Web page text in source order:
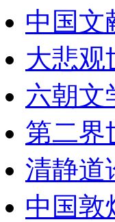
中国文
大悲观
六朝文
第二界
清静道
中国敦